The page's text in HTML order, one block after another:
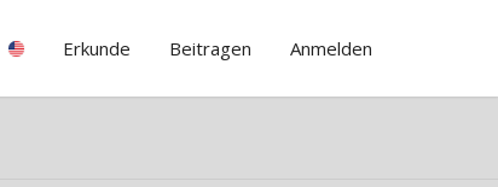
Erkunde Beitragen Anmelden